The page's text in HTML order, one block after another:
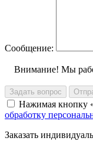
Сообщение:
Внимание! Мы
Задать вопрос
Нажимая кнопку
обработку
Заказать